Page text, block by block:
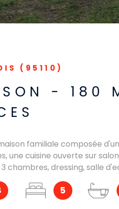
(95110)
- 180
familiale composée
une cuisine ouverte sur
chambres, dressing, salle
450 mètres carrés.
chaleur et ballon
5